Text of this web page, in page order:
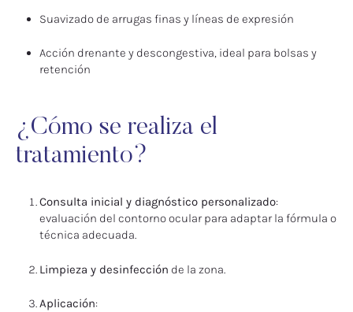
Suavizado de arrugas finas y líneas de expresión
Acción drenante y descongestiva, ideal para bolsas y
retención
¿Cómo se realiza el
tratamiento?
Consulta inicial y diagnóstico personalizado:
evaluación del contorno ocular para adaptar la fórmula o
técnica adecuada.
Limpieza y desinfección de la zona.
Aplicación: